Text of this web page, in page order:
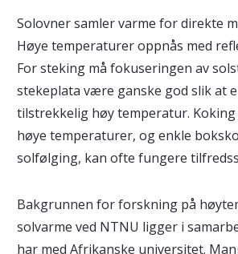
Solovner samler varme for direkte
Høye temperaturer oppnås med
For steking må fokuseringen av
stekeplata være ganske god slik at
tilstrekkelig høy temperatur. Koking
høye temperaturer, og enkle
solfølging, kan ofte fungere
Bakgrunnen for forskning på
solvarme ved NTNU ligger i
har med Afrikanske universitet.